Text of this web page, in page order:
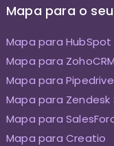
Mapa para o seu
Mapa para HubSpot
Mapa para ZohoCRM
Mapa para Pipedrive
Mapa para Zendesk
Mapa para
Mapa para Creatio